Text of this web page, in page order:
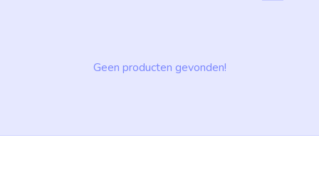
Geen producten gevonden!